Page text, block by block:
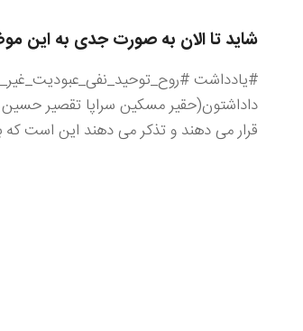
شاید تا الان به صورت جدی به این
داداشتون(حقیر مسکین سراپا تقصیر
قرار می دهند و تذکر می دهند این است که